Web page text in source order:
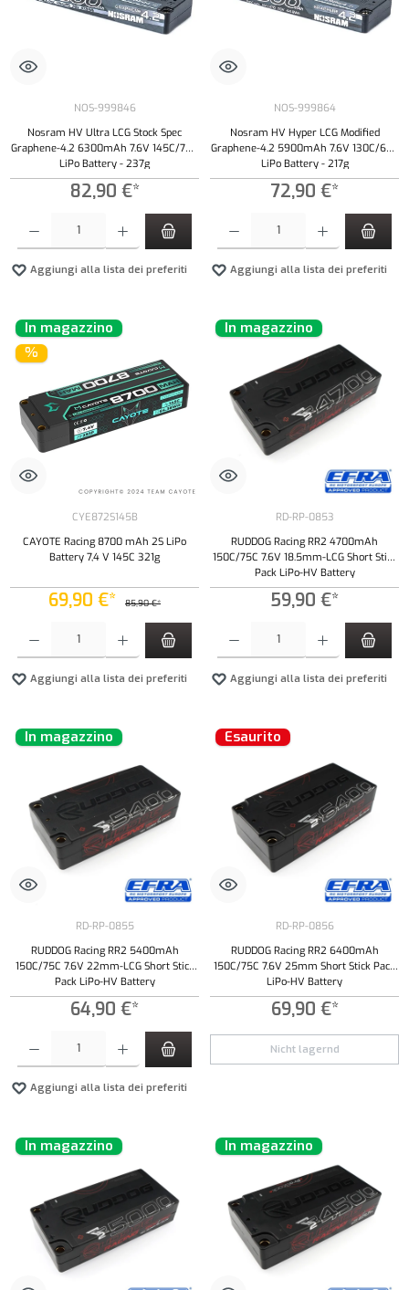
NOS-999846
Nosram HV Ultra LCG Stock Spec
Graphene-4.2 6300mAh 7.6V 145C/70C
LiPo Battery - 237g
82,90 €*
Aggiungi alla lista dei preferiti
NOS-999864
Nosram HV Hyper LCG Modified
Graphene-4.2 5900mAh 7.6V 130C/65C
LiPo Battery - 217g
72,90 €*
Aggiungi alla lista dei preferiti
In magazzino
%
CYE872S145B
CAYOTE Racing 8700 mAh 2S LiPo
Battery 7,4 V 145C 321g
69,90 €* 85,90 €*
Aggiungi alla lista dei preferiti
In magazzino
RD-RP-0853
RUDDOG Racing RR2 4700mAh
150C/75C 7.6V 18.5mm-LCG Short Stick
Pack LiPo-HV Battery
59,90 €*
Aggiungi alla lista dei preferiti
In magazzino
RD-RP-0855
RUDDOG Racing RR2 5400mAh
150C/75C 7.6V 22mm-LCG Short Stick
Pack LiPo-HV Battery
64,90 €*
Quantità del prodotto: inserisci la quantità desiderata o usa i pulsanti per aumentare o
Aggiungi alla lista dei preferiti
Esaurito
RD-RP-0856
RUDDOG Racing RR2 6400mAh
150C/75C 7.6V 25mm Short Stick Pack
LiPo-HV Battery
69,90 €*
Nicht lagernd
In magazzino In magazzino